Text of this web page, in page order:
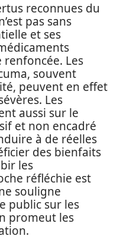
reconnues du
pas sans
et ses
Les
souvent
peuvent en effet
Les
aussi sur le
et non encadré
à de réelles
des bienfaits
les
réfléchie est
souligne
public sur les
promeut les